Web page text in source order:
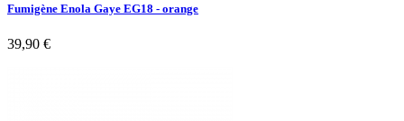
Fumigène Enola Gaye EG18 - orange
39,90 €